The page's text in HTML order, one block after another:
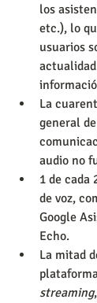
los
etc.), lo
usuarios
La
general
audio no
1 de cada
de voz,
Google
Echo.
La mitad
streaming